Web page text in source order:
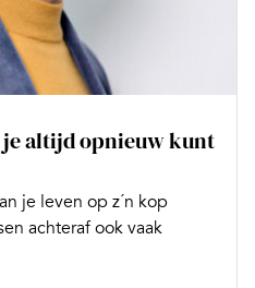
je altijd opnieuw kunt
je leven op z´n kop
achteraf ook vaak